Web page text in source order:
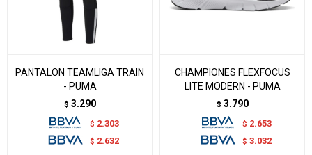
PANTALON TEAMLIGA TRAIN
- PUMA
$ 3.290
$ 2.303
$ 2.632
CHAMPIONES FLEXFOCUS
LITE MODERN - PUMA
$ 3.790
$ 2.653
$ 3.032